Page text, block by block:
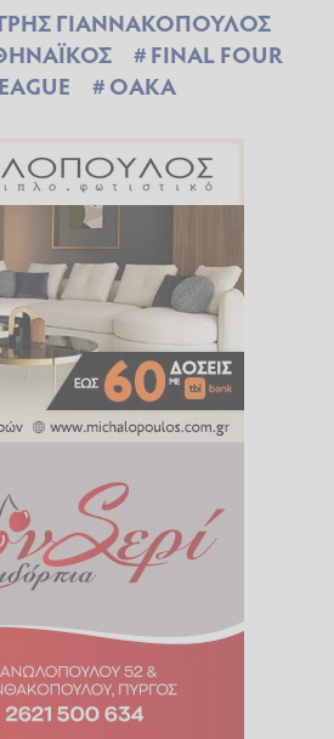
ΓΙΑΝΝΑΚΟΠΟΥΛΟΣ
FINAL FOUR
ΟΑΚΑ